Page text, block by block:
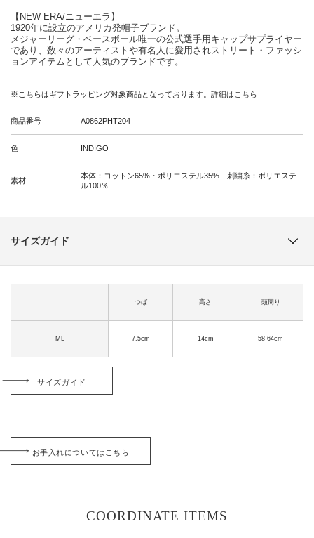
【NEW ERA/ニューエラ】
1920年に設立のアメリカ発帽子ブランド。
メジャーリーグ・ベースボール唯一の公式選手用キャップサプライヤー
であり、数々のアーティストや有名人に愛用されストリート・ファッシ
ョンアイテムとして人気のブランドです。
※こちらはギフトラッピング対象商品となっております。詳細は こちら
商品番号 A0862PHT204
色 INDIGO
素材
本体：コットン65%・ポリエステル35% 刺繍糸：ポリエステ
ル100％
サイズガイド
つば 高さ 頭周り
ML 7.5cm 14cm 58-64cm
サイズガイド
お手入れについてはこちら
COORDINATE ITEMS